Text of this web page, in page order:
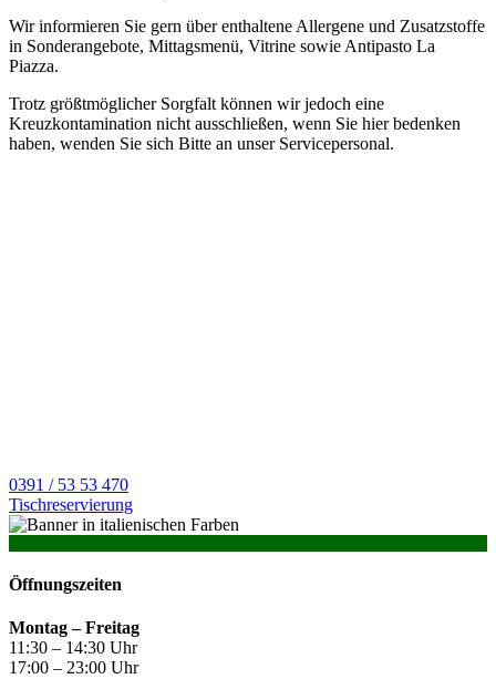
Wir informieren Sie gern über enthaltene Allergene und Zusatzstoffe
in Sonderangebote, Mittagsmenü, Vitrine sowie Antipasto La
Piazza.
Trotz größtmöglicher Sorgfalt können wir jedoch eine
Kreuzkontamination nicht ausschließen, wenn Sie hier bedenken
haben, wenden Sie sich Bitte an unser Servicepersonal.
0391 / 53 53 470
Tischreservierung
Öffnungszeiten
Montag –Freitag
11:30 – 14:30 Uhr
17:00 – 23:00 Uhr